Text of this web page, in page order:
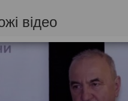
відео